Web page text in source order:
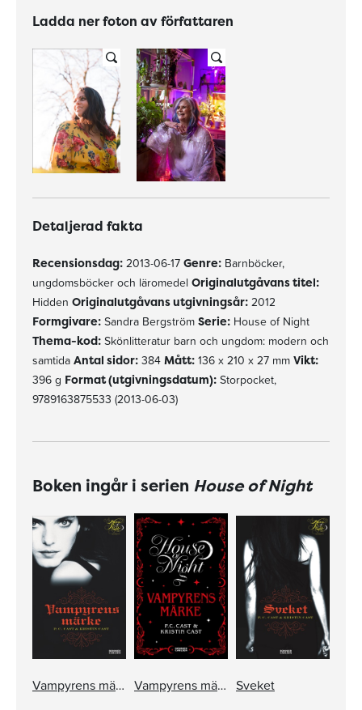
Ladda ner foton av författaren
Detaljerad fakta
Recensionsdag: 2013-06-17 Genre: Barnböcker,
ungdomsböcker och läromedel Originalutgåvans titel:
Hidden Originalutgåvans utgivningsår: 2012
Formgivare: Sandra Bergström Serie: House of Night
Thema-kod: Skönlitteratur barn och ungdom: modern och
samtida Antal sidor: 384 Mått: 136 x 210 x 27 mm Vikt:
396 g Format (utgivningsdatum): Storpocket,
9789163875533 (2013-06-03)
Boken ingår i serien House of Night
Vampyrens märke Vampyrens märke Sveket